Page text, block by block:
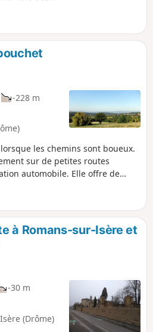
le Vercors
-228 m
les chemins sont boueux.
sur de petites routes
automobile. Elle offre de
à Romans-sur-Isère et
-30 m
(Drôme)